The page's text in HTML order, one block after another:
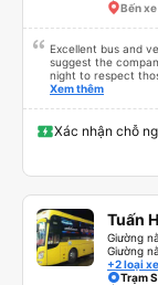
Bến
Excellent bus and
suggest the
night to respect
please display the
quy định rõ ràng về
để tránh làm phiền
khẩu Wi-Fi trong
Xem thêm
Xác nhận chỗ
Tuấn
Giường
Giường
+2 loại
Trạm